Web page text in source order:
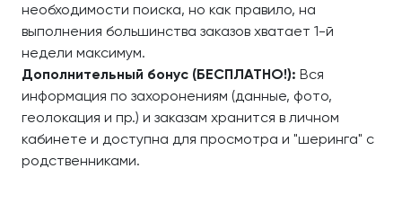
необходимости поиска, но как правило, на
выполнения большинства заказов хватает 1-й
недели максимум.
Дополнительный бонус (БЕСПЛАТНО!): Вся
информация по захоронениям (данные, фото,
геолокация и пр.) и заказам хранится в личном
кабинете и доступна для просмотра и "шеринга" с
родственниками.